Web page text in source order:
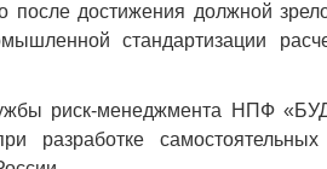
после достижения должной
стандартизации
риск-менеджмента НПФ
разработке